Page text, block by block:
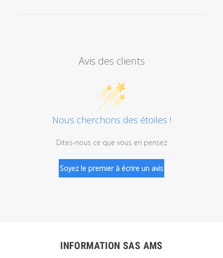
Avis des clients
Nous cherchons des étoiles !
Dites-nous ce que vous en pensez
Soyez le premier à écrire un avis
INFORMATION SAS AMS